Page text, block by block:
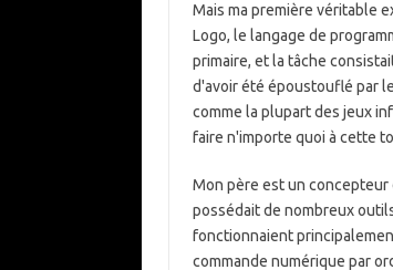
Mais ma première véritable
Logo, le langage de
primaire, et la tâche
d'avoir été époustouflé par
comme la plupart des jeux
faire n'importe quoi à cette
Mon père est un concepteur
possédait de nombreux
fonctionnaient
commande numérique par